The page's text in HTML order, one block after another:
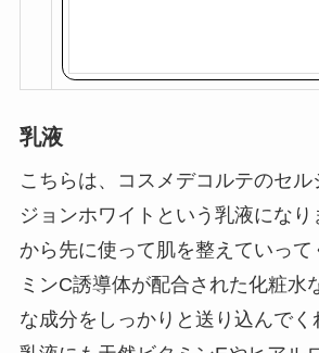
乳液
こちらは、コスメデコルテのセ
ジョンホワイトという乳液になり
から先に使って肌を整えていっ
ミンC誘導体が配合された化粧水